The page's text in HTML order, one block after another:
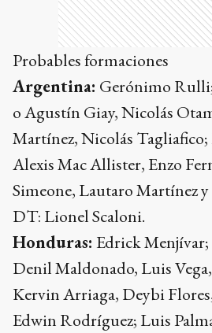
Probables formaciones
Argentina: Gerónimo
o Agustín Giay, Nicolás
Martínez, Nicolás
Alexis Mac Allister, Enzo
Simeone, Lautaro Martínez
DT: Lionel Scaloni.
Honduras: Edrick
Denil Maldonado, Luis
Kervin Arriaga, Deybi
Edwin Rodríguez; Luis